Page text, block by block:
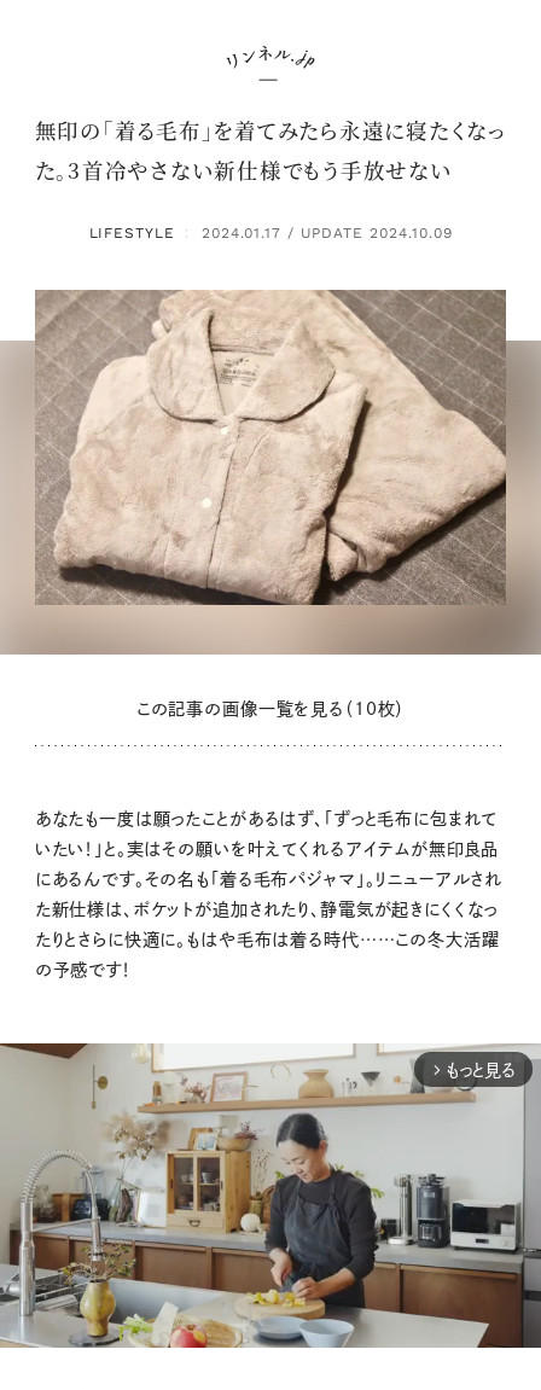
無印の「着る毛布」を着てみたら永遠に寝たくなっ
た。3首冷やさない新仕様でもう手放せない
LIFESTYLE ： 2024.01.17 / UPDATE 2024.10.09
この記事の画像一覧を見る（10枚）
あなたも一度は願ったことがあるはず、「ずっと毛布に包まれて
いたい！」と。実はその願いを叶えてくれるアイテムが無印良品
にあるんです。その名も「着る毛布パジャマ」。リニューアルされ
た新仕様は、ポケットが追加されたり、静電気が起きにくくなっ
たりとさらに快適に。もはや毛布は着る時代……この冬大活躍
の予感です！
arrow_forward_ios もっと見る